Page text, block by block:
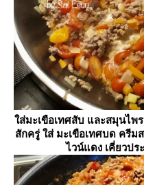
ส่มะเขือเทศสับ และสมุนไพ
สักครู่ ใส่ มะเขือเทศบด ครีม
ไวน์แดง เคี่ยวป